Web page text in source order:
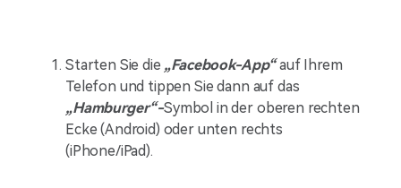
Starten Sie die „Facebook-App“auf Ihrem
Telefon und tippen Sie dann auf das
„Hamburger“-Symbol in der oberen rechten
Ecke (Android) oder unten rechts
(iPhone/iPad).